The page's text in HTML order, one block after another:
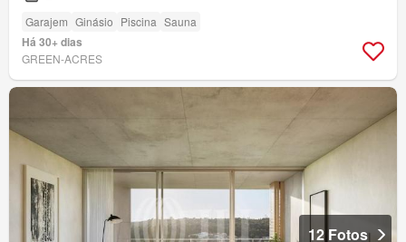
Garajem Ginásio Piscina Sauna
Há 30+ dias
GREEN-ACRES
12 Fotos